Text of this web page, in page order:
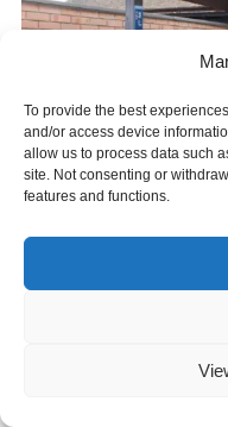
To provide the best
and/or access device
allow us to process data such
site. Not consenting or
features and functions.
貴志駅